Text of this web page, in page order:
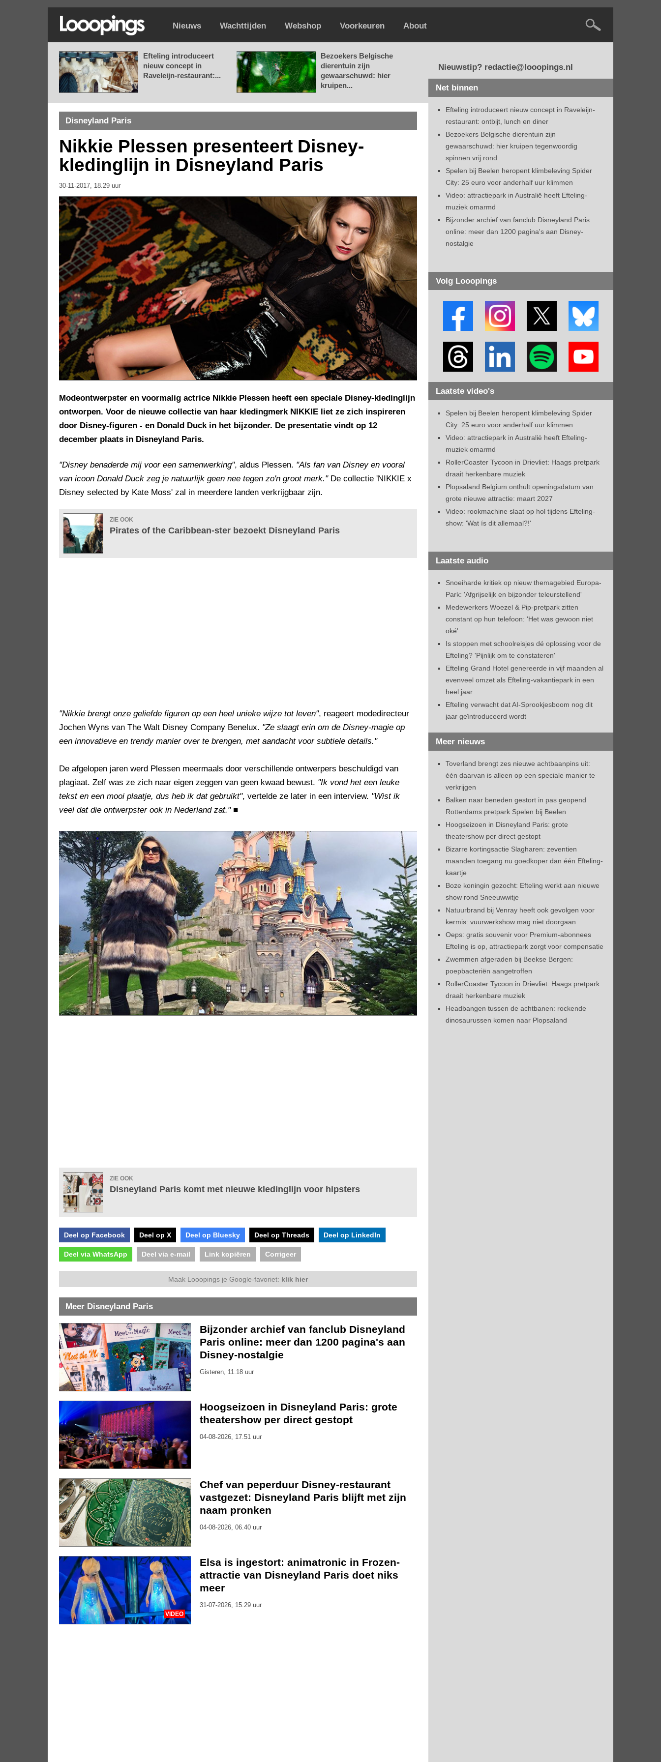
Nieuws Wachttijden Webshop Voorkeuren About
Efteling introduceert
nieuw concept in
Raveleijn-restaurant:...
Bezoekers Belgische
dierentuin zijn
gewaarschuwd: hier
kruipen...
Disneyland Paris
Nikkie Plessen presenteert Disney-
kledinglijn in Disneyland Paris
30-11-2017, 18.29 uur
Modeontwerpster en voormalig actrice Nikkie Plessen heeft een speciale Disney-kledinglijn
ontworpen. Voor de nieuwe collectie van haar kledingmerk NIKKIE liet ze zich inspireren
door Disney-figuren - en Donald Duck in het bijzonder. De presentatie vindt op 12
december plaats in Disneyland Paris.
"Disney benaderde mij voor een samenwerking", aldus Plessen. "Als fan van Disney en vooral
van icoon Donald Duck zeg je natuurlijk geen nee tegen zo'n groot merk."De collectie 'NIKKIE x
Disney selected by Kate Moss' zal in meerdere landen verkrijgbaar zijn.
ZIE OOK
Pirates of the Caribbean-ster bezoekt Disneyland Paris
"Nikkie brengt onze geliefde figuren op een heel unieke wijze tot leven", reageert modedirecteur
Jochen Wyns van The Walt Disney Company Benelux. "Ze slaagt erin om de Disney-magie op
een innovatieve en trendy manier over te brengen, met aandacht voor subtiele details."
De afgelopen jaren werd Plessen meermaals door verschillende ontwerpers beschuldigd van
plagiaat. Zelf was ze zich naar eigen zeggen van geen kwaad bewust. "Ik vond het een leuke
tekst en een mooi plaatje, dus heb ik dat gebruikt", vertelde ze later in een interview. "Wist ik
veel dat die ontwerpster ook in Nederland zat." ■
ZIE OOK
Disneyland Paris komt met nieuwe kledinglijn voor hipsters
Deel op Facebook Deel op X Deel op Bluesky Deel op Threads Deel op LinkedIn
Deel via WhatsApp Deel via e-mail Link kopiëren Corrigeer
Maak Looopings je Google-favoriet: klik hier
Meer Disneyland Paris
Bijzonder archief van fanclub Disneyland
Paris online: meer dan 1200 pagina's aan
Disney-nostalgie
Gisteren, 11.18 uur
Hoogseizoen in Disneyland Paris: grote
theatershow per direct gestopt
04-08-2026, 17.51 uur
Chef van peperduur Disney-restaurant
vastgezet: Disneyland Paris blijft met zijn
naam pronken
04-08-2026, 06.40 uur
VIDEO
Elsa is ingestort: animatronic in Frozen-
attractie van Disneyland Paris doet niks
meer
31-07-2026, 15.29 uur
Nieuwstip? redactie@looopings.nl
Net binnen
Efteling introduceert nieuw concept in Raveleijn-
restaurant: ontbijt, lunch en diner
Bezoekers Belgische dierentuin zijn
gewaarschuwd: hier kruipen tegenwoordig
spinnen vrij rond
Spelen bij Beelen heropent klimbeleving Spider
City: 25 euro voor anderhalf uur klimmen
Video: attractiepark in Australië heeft Efteling-
muziek omarmd
Bijzonder archief van fanclub Disneyland Paris
online: meer dan 1200 pagina's aan Disney-
nostalgie
Volg Looopings
Laatste video's
Spelen bij Beelen heropent klimbeleving Spider
City: 25 euro voor anderhalf uur klimmen
Video: attractiepark in Australië heeft Efteling-
muziek omarmd
RollerCoaster Tycoon in Drievliet: Haags pretpark
draait herkenbare muziek
Plopsaland Belgium onthult openingsdatum van
grote nieuwe attractie: maart 2027
Video: rookmachine slaat op hol tijdens Efteling-
show: 'Wat ís dit allemaal?!'
Laatste audio
Snoeiharde kritiek op nieuw themagebied Europa-
Park: 'Afgrijselijk en bijzonder teleurstellend'
Medewerkers Woezel & Pip-pretpark zitten
constant op hun telefoon: 'Het was gewoon niet
oké'
Is stoppen met schoolreisjes dé oplossing voor de
Efteling? 'Pijnlijk om te constateren'
Efteling Grand Hotel genereerde in vijf maanden al
evenveel omzet als Efteling-vakantiepark in een
heel jaar
Efteling verwacht dat AI-Sprookjesboom nog dit
jaar geïntroduceerd wordt
Meer nieuws
Toverland brengt zes nieuwe achtbaanpins uit:
één daarvan is alleen op een speciale manier te
verkrijgen
Balken naar beneden gestort in pas geopend
Rotterdams pretpark Spelen bij Beelen
Hoogseizoen in Disneyland Paris: grote
theatershow per direct gestopt
Bizarre kortingsactie Slagharen: zeventien
maanden toegang nu goedkoper dan één Efteling-
kaartje
Boze koningin gezocht: Efteling werkt aan nieuwe
show rond Sneeuwwitje
Natuurbrand bij Venray heeft ook gevolgen voor
kermis: vuurwerkshow mag niet doorgaan
Oeps: gratis souvenir voor Premium-abonnees
Efteling is op, attractiepark zorgt voor compensatie
Zwemmen afgeraden bij Beekse Bergen:
poepbacteriën aangetroffen
RollerCoaster Tycoon in Drievliet: Haags pretpark
draait herkenbare muziek
Headbangen tussen de achtbanen: rockende
dinosaurussen komen naar Plopsaland